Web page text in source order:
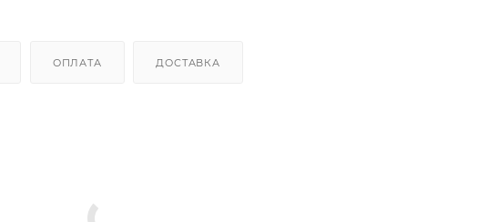
ОПЛАТА ДОСТАВКА